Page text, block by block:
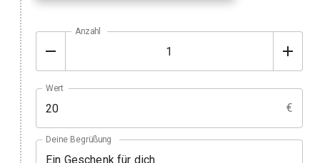
Anzahl
Wert
€
Deine Begrüßung